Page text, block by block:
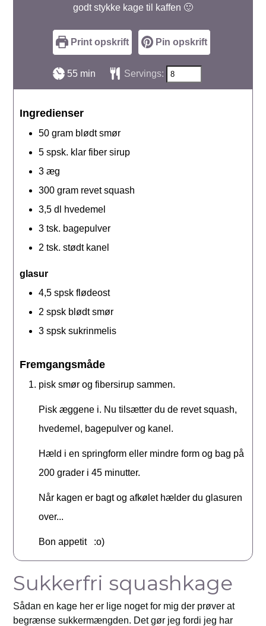
godt stykke kage til kaffen 🙂
Print opskrift Pin opskrift
55minutter
min Servings:
Ingredienser
50 gram blødt smør
5 spsk. klar fiber sirup
3 æg
300 gram revet squash
3,5 dl
hvedemel
3 tsk. bagepulver
2 tsk. stødt kanel
glasur
4,5 spsk flødeost
2 spsk blødt smør
3 spsk sukrinmelis
Fremgangsmåde
pisk smør og fibersirup sammen.
Pisk æggene i. Nu tilsætter du de revet squash,
hvedemel, bagepulver og kanel.
Hæld i en springform eller mindre form og bag på
200 grader i 45 minutter.
Når kagen er bagt og afkølet hælder du glasuren
over...
Bon appetit :o)
Sukkerfri squashkage
Sådan en kage her er lige noget for mig der prøver at
begrænse sukkermængden. Det gør jeg fordi jeg har